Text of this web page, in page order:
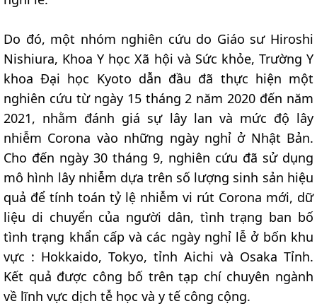
Do đó, một nhóm nghiên cứu do Giáo sư Hiroshi
Nishiura, Khoa Y học Xã hội và Sức khỏe, Trường Y
khoa Đại học Kyoto dẫn đầu đã thực hiện một
nghiên cứu từ ngày 15 tháng 2 năm 2020 đến năm
2021, nhằm đánh giá sự lây lan và mức độ lây
nhiễm Corona vào những ngày nghỉ ở Nhật Bản.
Cho đến ngày 30 tháng 9, nghiên cứu đã sử dụng
mô hình lây nhiễm dựa trên số lượng sinh sản hiệu
quả để tính toán tỷ lệ nhiễm vi rút Corona mới, dữ
liệu di chuyển của người dân, tình trạng ban bố
tình trạng khẩn cấp và các ngày nghỉ lễ ở bốn khu
vực : Hokkaido, Tokyo, tỉnh Aichi và Osaka Tỉnh.
Kết quả được công bố trên tạp chí chuyên ngành
về lĩnh vực dịch tễ học và y tế công cộng.